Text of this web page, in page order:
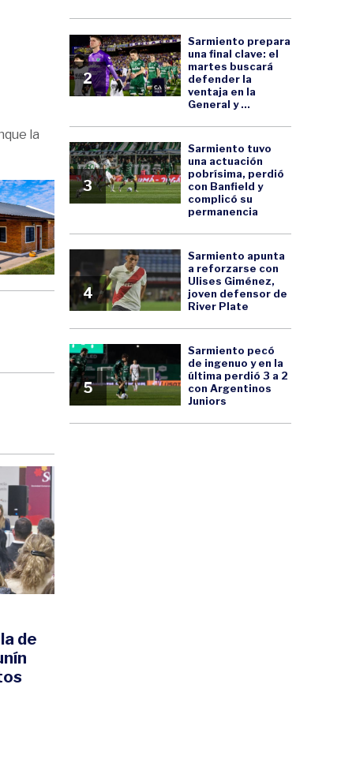
la
de
2
Sarmiento prepara
una final clave: el
martes buscará
defender la
ventaja en la
General y ...
3
Sarmiento tuvo
una actuación
pobrísima, perdió
con Banfield y
complicó su
permanencia
4
Sarmiento apunta
a reforzarse con
Ulises Giménez,
joven defensor de
River Plate
5
Sarmiento pecó
de ingenuo y en la
última perdió 3 a 2
con Argentinos
Juniors